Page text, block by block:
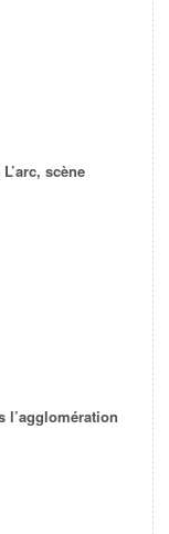
scène
l’agglomération